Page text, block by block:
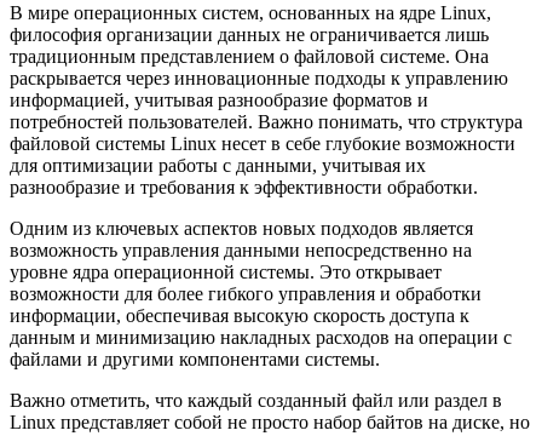
В мире операционных систем, основанных на ядре Linux,
философия организации данных не ограничивается лишь
традиционным представлением о файловой системе. Она
раскрывается через инновационные подходы к управлению
информацией, учитывая разнообразие форматов и
потребностей пользователей. Важно понимать, что структура
файловой системы Linux несет в себе глубокие возможности
для оптимизации работы с данными, учитывая их
разнообразие и требования к эффективности обработки.
Одним из ключевых аспектов новых подходов является
возможность управления данными непосредственно на
уровне ядра операционной системы. Это открывает
возможности для более гибкого управления и обработки
информации, обеспечивая высокую скорость доступа к
данным и минимизацию накладных расходов на операции с
файлами и другими компонентами системы.
Важно отметить, что каждый созданный файл или раздел в
Linux представляет собой не просто набор байтов на диске, но